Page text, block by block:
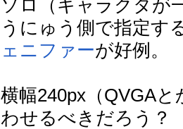
ソロ（キャラクタが
うにゅう側で指定す
ェニファーが好例。
横幅240px（QVGA
わせるべきだろう？